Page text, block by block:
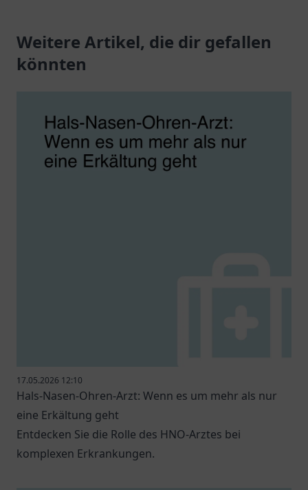
in der
Frauengesundheit.
zahnmedizinische
Dienstleistungen für die
Weitere Artikel, die dir gefallen
könnten
17.05.2026 12:10
Hals-Nasen-Ohren-Arzt: Wenn es um mehr als nur
eine Erkältung geht
Entdecken Sie die Rolle des HNO-Arztes bei
komplexen Erkrankungen.